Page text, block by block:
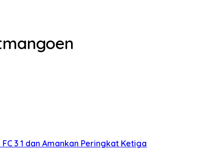
3 1 dan Amankan Peringkat Ketiga